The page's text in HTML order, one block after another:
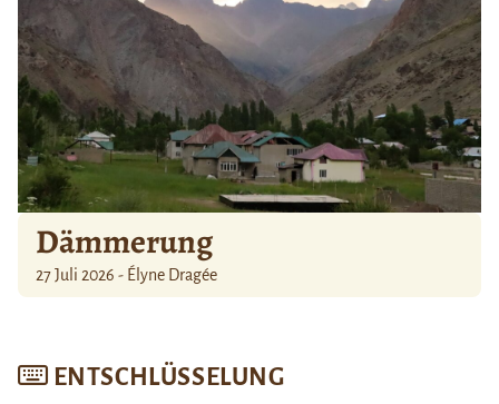
Dämmerung
27 Juli 2026 - Élyne Dragée
ENTSCHLÜSSELUNG